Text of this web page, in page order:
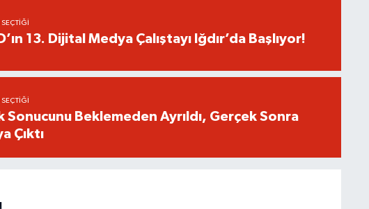
13. Dijital Medya Çalıştayı Iğdır’da Başlıyor!
Sonucunu Beklemeden Ayrıldı, Gerçek Sonra
Çıktı